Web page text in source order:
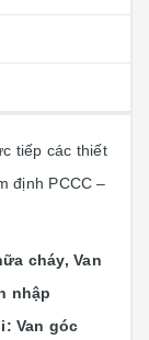
tiếp các thiết
định PCCC –
cháy, Van
nhập
Van góc